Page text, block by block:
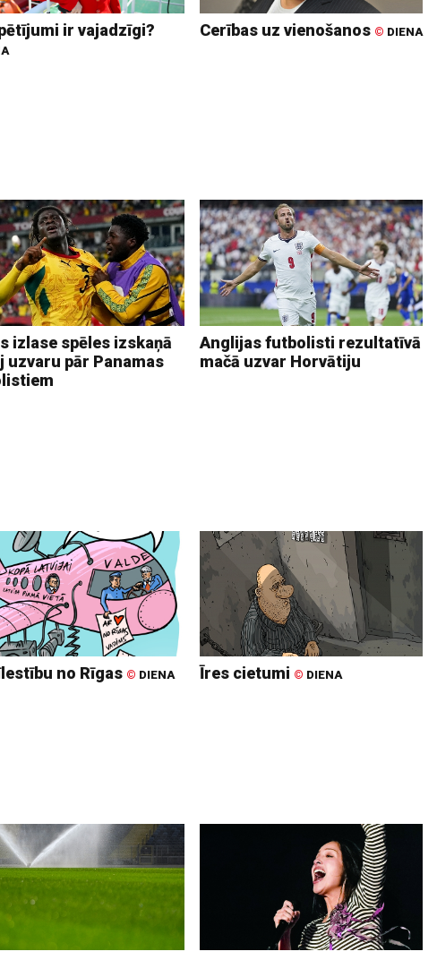
ir vajadzīgi? Cerības uz vienošanos © DIENA
izlase spēles izskaņā
uzvaru pār Panamas
Anglijas futbolisti rezultatīvā
mačā uzvar Horvātiju
no Rīgas © DIENA Īres cietumi © DIENA